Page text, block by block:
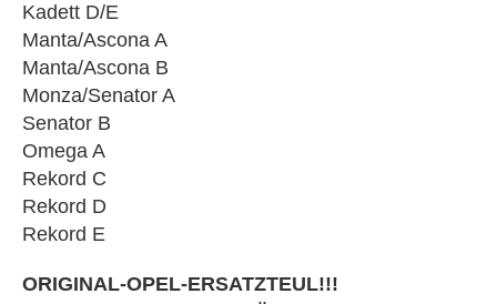
Kadett D/E
Manta/Ascona A
Manta/Ascona B
Monza/Senator A
Senator B
Omega A
Rekord C
Rekord D
Rekord E
ORIGINAL-OPEL-ERSATZTEUL!!!